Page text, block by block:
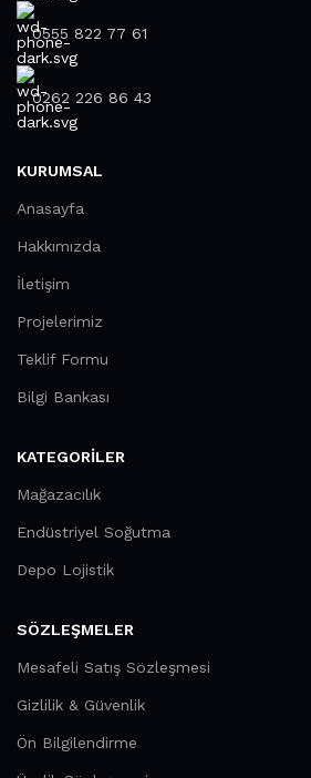
0555 822 77 61
0262 226 86 43
KURUMSAL
Anasayfa
Hakkımızda
İletişim
Projelerimiz
Teklif Formu
Bilgi Bankası
KATEGORILER
Mağazacılık
Endüstriyel Soğutma
Depo Lojistik
SÖZLEŞMELER
Mesafeli Satış Sözleşmesi
Gizlilik & Güvenlik
Ön Bilgilendirme